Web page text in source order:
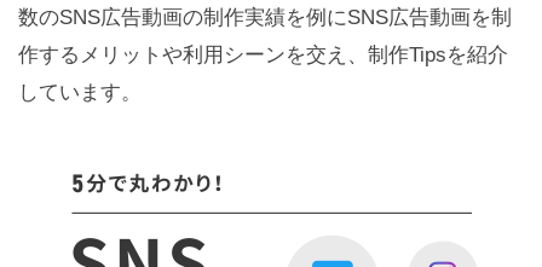
数のSNS広告動画の制作実績を例にSNS広告動画を制
作するメリットや利用シーンを交え、制作Tipsを紹介
しています。